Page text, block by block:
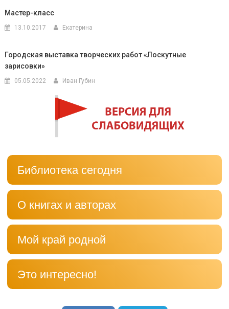
Мастер-класс
13.10.2017 Екатерина
Городская выставка творческих работ «Лоскутные
зарисовки»
05.05.2022 Иван Губин
Библиотека сегодня
О книгах и авторах
Мой край родной
Это интересно!